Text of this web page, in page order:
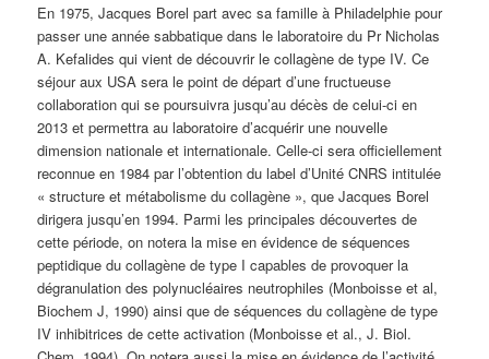
En 1975, Jacques Borel part avec sa famille à Philadelphie pour
passer une année sabbatique dans le laboratoire du Pr Nicholas
A. Kefalides qui vient de découvrir le collagène de type IV. Ce
séjour aux USA sera le point de départ d’une fructueuse
collaboration qui se poursuivra jusqu’au décès de celui-ci en
2013 et permettra au laboratoire d’acquérir une nouvelle
dimension nationale et internationale. Celle-ci sera officiellement
reconnue en 1984 par l’obtention du label d’Unité CNRS intitulée
« structure et métabolisme du collagène », que Jacques Borel
dirigera jusqu’en 1994. Parmi les principales découvertes de
cette période, on notera la mise en évidence de séquences
peptidique du collagène de type I capables de provoquer la
dégranulation des polynucléaires neutrophiles (Monboisse et al,
Biochem J, 1990) ainsi que de séquences du collagène de type
IV inhibitrices de cette activation (Monboisse et al., J. Biol.